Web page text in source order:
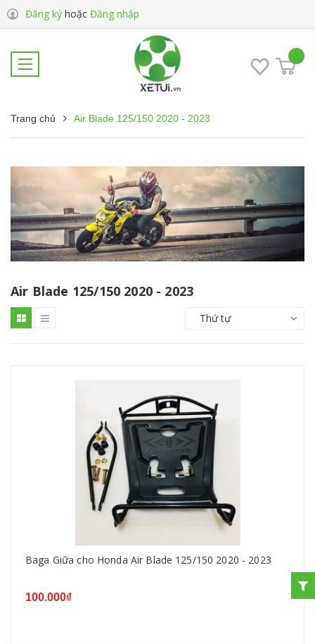
Đăng ký hoặc Đăng nhập
Trang chủ Air Blade 125/150 2020 - 2023
Air Blade 125/150 2020 - 2023
Thứ tự
Baga Giữa cho Honda Air Blade 125/150 2020 - 2023
100.000₫